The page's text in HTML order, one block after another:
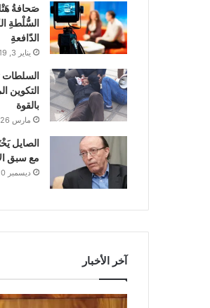
صَحافةُ
السُّلْطةِ
الدّافعةِ
يناير 3, 2019
السلطات
التكوين
بالقوة
مارس 26, 2019
الصايل
مع سبق
ديسمبر 20, 2018
آخر الأخبار